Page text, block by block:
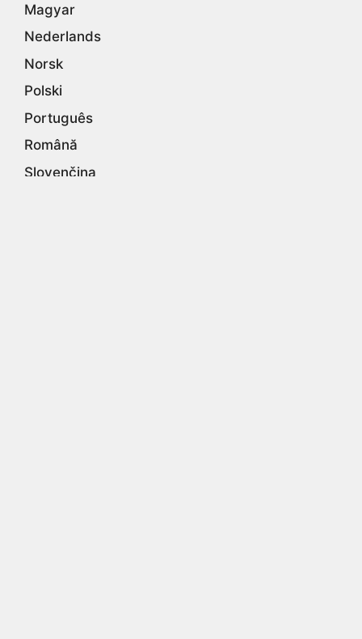
Magyar
Nederlands
Norsk
Polski
Português
Română
Slovenčina